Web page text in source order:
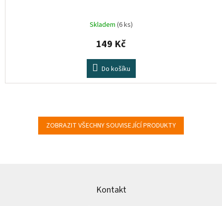
Skladem (6 ks)
149 Kč
Do košíku
ZOBRAZIT VŠECHNY SOUVISEJÍCÍ PRODUKTY
Kontakt